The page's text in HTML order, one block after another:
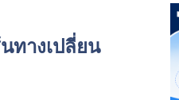
ทางเปลี่ยน